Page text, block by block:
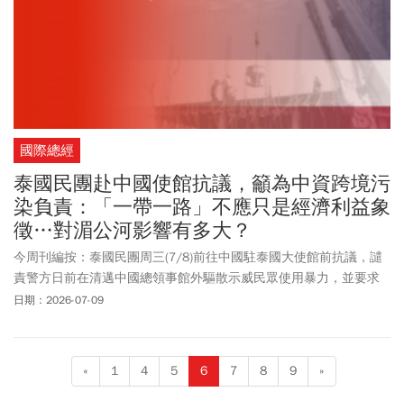
國際總經
泰國民團赴中國使館抗議，籲為中資跨境污
染負責：「一帶一路」不應只是經濟利益象
徵…對湄公河影響有多大？
今周刊編按：泰國民團周三(7/8)前往中國駐泰國大使館前抗議，譴
責警方日前在清邁中國總領事館外驅散示威民眾使用暴力，並要求
中國政府針對中資投資緬甸礦場造成的跨境污染，以及「一帶一
漁獲受重金屬污染，而不願購買湄公河流域的魚。約60個漁村的漁
民生計受到衝擊。此外，沿河餐廳及相關觀光業者生意下滑，大約4
日期：2026-07-09
« 1 4 5 6 7 8 9 »